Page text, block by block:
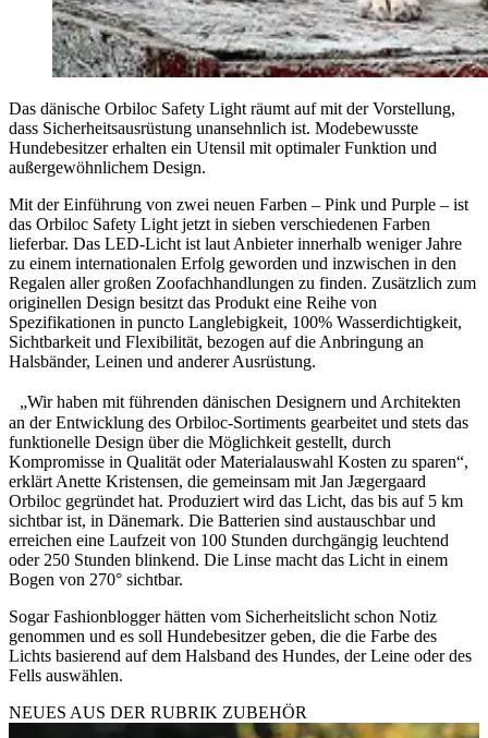
Das dänische Orbiloc Safety Light räumt auf mit der Vorstellung,
dass Sicherheitsausrüstung unansehnlich ist. Modebewusste
Hundebesitzer erhalten ein Utensil mit optimaler Funktion und
außergewöhnlichem Design.
Mit der Einführung von zwei neuen Farben – Pink und Purple – ist
das Orbiloc Safety Light jetzt in sieben verschiedenen Farben
lieferbar. Das LED-Licht ist laut Anbieter innerhalb weniger Jahre
zu einem internationalen Erfolg geworden und inzwischen in den
Regalen aller großen Zoofachhandlungen zu finden. Zusätzlich zum
originellen Design besitzt das Produkt eine Reihe von
Spezifikationen in puncto Langlebigkeit, 100% Wasserdichtigkeit,
Sichtbarkeit und Flexibilität, bezogen auf die Anbringung an
Halsbänder, Leinen und anderer Ausrüstung.
„Wir haben mit führenden dänischen Designern und Architekten
an der Entwicklung des Orbiloc-Sortiments gearbeitet und stets das
funktionelle Design über die Möglichkeit gestellt, durch
Kompromisse in Qualität oder Materialauswahl Kosten zu sparen“,
erklärt Anette Kristensen, die gemeinsam mit Jan Jægergaard
Orbiloc gegründet hat. Produziert wird das Licht, das bis auf 5 km
sichtbar ist, in Dänemark. Die Batterien sind austauschbar und
erreichen eine Laufzeit von 100 Stunden durchgängig leuchtend
oder 250 Stunden blinkend. Die Linse macht das Licht in einem
Bogen von 270° sichtbar.
Sogar Fashionblogger hätten vom Sicherheitslicht schon Notiz
genommen und es soll Hundebesitzer geben, die die Farbe des
Lichts basierend auf dem Halsband des Hundes, der Leine oder des
Fells auswählen.
NEUES AUS DER RUBRIK ZUBEHÖR